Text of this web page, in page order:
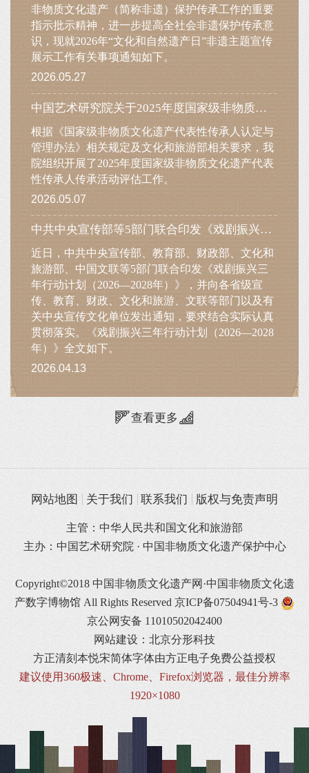
非物质文化遗产（简称非遗）保护传承工作的重要
指示批示精神，进一步提高全社会非遗保护传承意
识，现就2026年“文化和自然遗产日”非遗主题宣传
展示工作有关事项通知如下。
2026.05.27
中国艺术研究院关于2025年度国家级非物质文化遗产代表性传承人传承活动评估结果的公示
根据《国家级非物质文化遗产代表性传承人认定与
管理办法》相关规定及文化和旅游部相关要求，我
院组织开展了2025年度国家级非物质文化遗产代表
性传承人传承活动评估工作。
2026.05.07
中共中央宣传部等5部门联合印发《戏剧振兴三年行动计划（2026—2028年）》
近日，中共中央宣传部、教育部、财政部、文化和
旅游部、中国文联等5部门联合印发《戏剧振兴三
年行动计划（2026—2028年）》，并向各省级宣
传、教育、财政、文化和旅游、文联等部门以及有
关中央宣传文化单位发出通知，要求结合实际认真
贯彻落实。《戏剧振兴三年行动计划（2026—2028
年）》全文如下。
2026.04.13
查看更多
网站地图 关于我们 联系我们 版权与免责声明
主管：中华人民共和国文化和旅游部
主办：中国艺术研究院 · 中国非物质文化遗产保护中心
Copyright©2018 中国非物质文化遗产网·中国非物质文化遗
产数字博物馆 All Rights Reserved 京ICP备07504941号-3
京公网安备 11010502042400
网站建设：北京分形科技
方正清刻本悦宋简体字体由方正电子免费公益授权
建议使用360极速、Chrome、Firefox浏览器，最佳分辨率
1920×1080